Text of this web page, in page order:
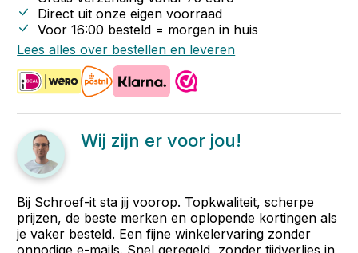
Direct uit onze eigen voorraad
Voor 16:00 besteld = morgen in huis
Lees alles over bestellen en leveren
Wij zijn er voor jou!
Bij Schroef-it sta jij voorop. Topkwaliteit, scherpe
prijzen, de beste merken en oplopende kortingen als
je vaker besteld. Een fijne winkelervaring zonder
onnodige e-mails. Snel geregeld, zonder tijdverlies in